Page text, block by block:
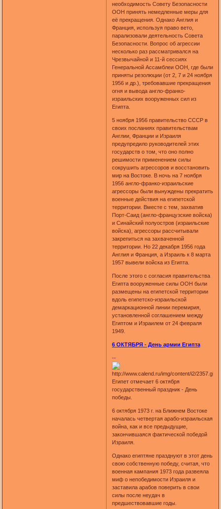
необходимость Совету Безопасности
ООН принять немедленные меры для
её прекращения. Однако Англия и
Франция, используя право вето,
парализовали деятельность Совета
Безопасности. Вопрос об агрессии
несколько раз рассматривался на
Чрезвычайной и 11-й сессиях
Генеральной Ассамблеи ООН, где были
приняты резолюции (от 2, 7 и 24 ноября
1956 и др.), требовавшие прекращения
огня и вывода англо-франко-
израильских вооруженных сил из
Египта.
5 ноября 1956 правительство СССР в
своих посланиях правительствам
Англии, Франции и Израиля
предупредило руководителей этих
государств о том, что оно полно
решимости применением силы
сокрушить агрессоров и восстановить
мир на Востоке. В ночь на 7 ноября
1956 англо-франко-израильские
агрессоры были вынуждены прекратить
военные действия на египетской
территории. Вместе с тем, захватив
Порт-Саид (англо-французские войска)
и Синайский полуостров (израильские
войска), агрессоры рассчитывали
закрепиться на захваченной
территории. Но 22 декабря 1956 года
Англия и Франция, а Израиль к 8 марта
1957 вывели войска из Египта.
После этого с согласия правительства
Египта вооруженные силы ООН были
размещены на египетской территории
вдоль египетско-израильской
демаркационной линии перемирия,
установленной соглашением между
Египтом и Израилем от 24 февраля
1949.
6 ОКТЯБРЯ - День армии Египта
--
Египет отмечает 6 октября
государственный праздник - День
победы.
6 октября 1973 г. на Ближнем Востоке
началась четвертая арабо-израильская
война, как и все предыдущие,
закончившаяся фактической победой
Израиля.
Однако египтяне празднуют в этот день
свою собственную победу, считая, что
военная кампания 1973 года развеяла
миф о непобедимости Израиля и
заставила арабов поверить в свои
силы после неудач в
предшествовавшие годы.